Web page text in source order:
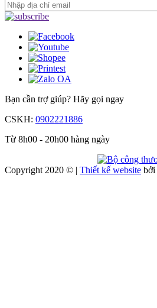
Bạn cần trợ giúp? Hãy gọi ngay
CSKH: 0902221886
Từ 8h00 - 20h00 hàng ngày
Copyright 2020 © | Thiết kế website bởi